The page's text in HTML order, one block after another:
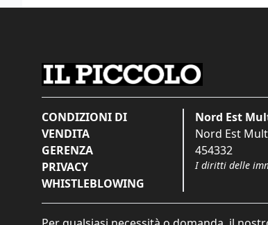
CONDIZIONI DI
VENDITA
GERENZA
PRIVACY
WHISTLEBLOWING
Nord Est
Nord Est
454332
I diritti delle